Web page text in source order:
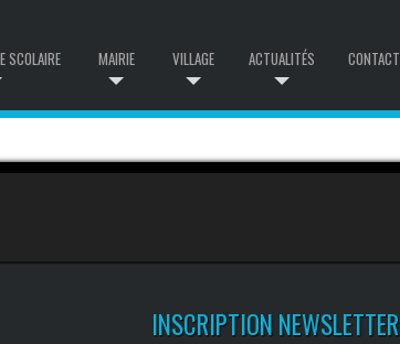
CONTACT
ACTUALITÉS
VILLAGE
MAIRIE
SCOLAIRE
INSCRIPTION NEWSLETTER